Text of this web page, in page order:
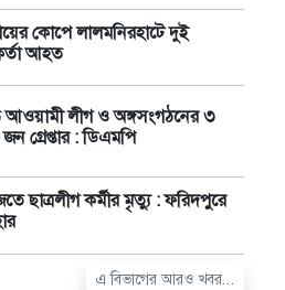
কোপে লালমনিরহাটে দুই
আহত
আওয়ামী লীগ ও অঙ্গসংগঠনের ৩
গ্রেপ্তার : ডিএমপি
ছাত্রলীগ কর্মীর মৃত্যু : ফরিদপুরে
এ বিভাগের আরও খবর...